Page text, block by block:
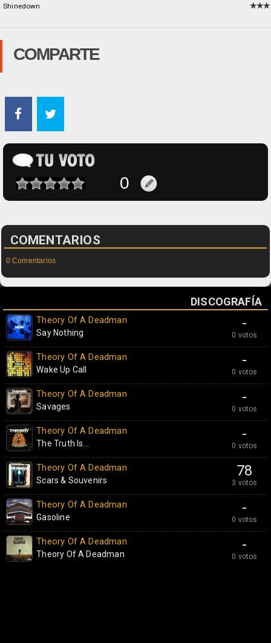
Shinedown
COMPARTE
COMENTARIOS
0 Comentarios
DISCOGRAFÍA
-
0 votos
Theory Of A Deadman
Say Nothing
-
0 votos
Theory Of A Deadman
Wake Up Call
-
0 votos
Theory Of A Deadman
Savages
-
0 votos
Theory Of A Deadman
The Truth Is...
78
3 votos
Theory Of A Deadman
Scars & Souvenirs
-
0 votos
Theory Of A Deadman
Gasoline
-
0 votos
Theory Of A Deadman
Theory Of A Deadman